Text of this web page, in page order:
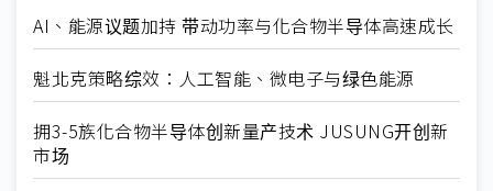
AI、能源议题加持 带动功率与化合物半导体高速成长
魁北克策略综效：人工智能、微电子与绿色能源
拥3-5族化合物半导体创新量产技术 JUSUNG开创新
市场